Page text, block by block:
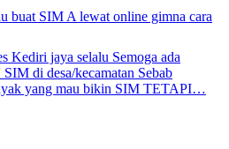
buat SIM A lewat online gimna cara
Kediri jaya selalu Semoga ada
di desa/kecamatan Sebab
yang mau bikin SIM TETAPI…